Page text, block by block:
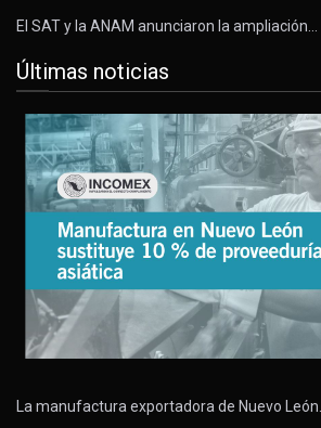
El SAT y la ANAM anunciaron la ampliación…
Últimas noticias
La manufactura exportadora de Nuevo León…